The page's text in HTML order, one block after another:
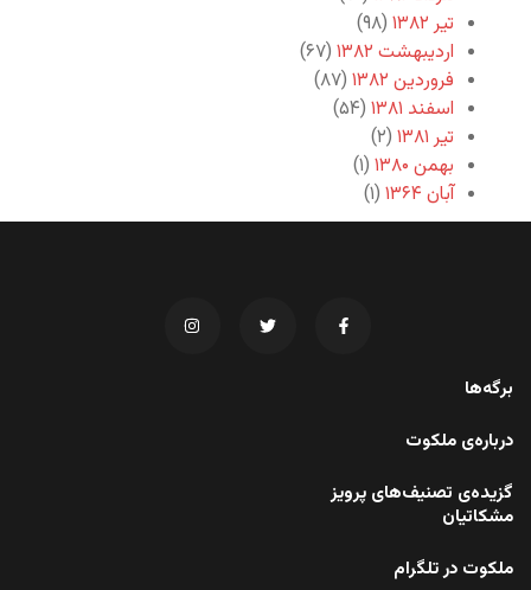
تیر ۱۳۸۲
(۹۸)
اردیبهشت ۱۳۸۲
(۶۷)
فروردین ۱۳۸۲
(۸۷)
اسفند ۱۳۸۱
(۵۴)
تیر ۱۳۸۱
(۲)
بهمن ۱۳۸۰
(۱)
آبان ۱۳۶۴
(۱)
برگه‌ها
درباره‌ی ملکوت
گزیده‌ی تصنیف‌های پرویز
مشکاتیان
ملکوت در تلگرام